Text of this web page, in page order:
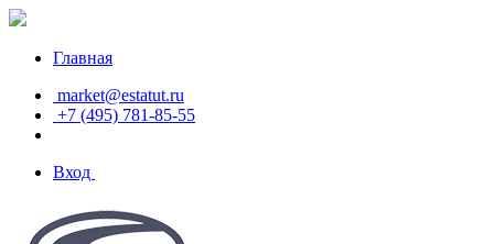
Главная
market@estatut.ru
+7 (495) 781-85-55
Вход